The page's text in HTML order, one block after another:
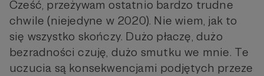
Cześć, przeżywam ostatnio bardzo trudne
chwile (niejedyne w 2020). Nie wiem, jak to
się wszystko skończy. Dużo płaczę, dużo
bezradności czuję, dużo smutku we mnie. Te
uczucia są konsekwencjami podjętych przeze